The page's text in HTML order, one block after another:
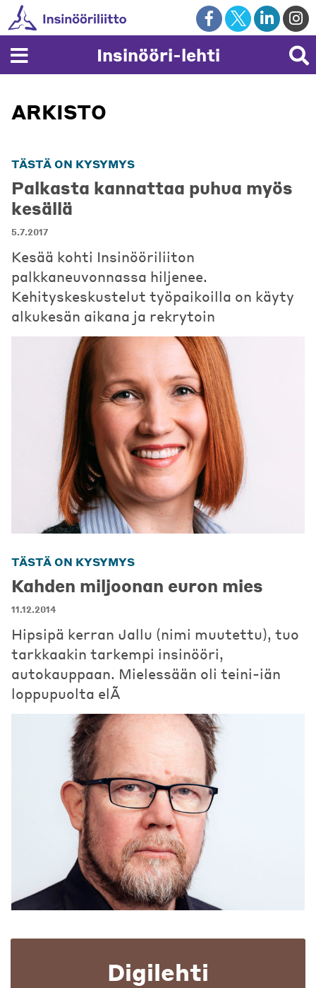
Skip
to
content
Insinööri-lehti
ARKISTO
TÄSTÄ ON KYSYMYS
Palkasta kannattaa puhua myös
kesällä
5.7.2017
Kesää kohti Insinööriliiton
palkkaneuvonnassa hiljenee.
Kehityskeskustelut työpaikoilla on käyty
alkukesän aikana ja rekrytoin
TÄSTÄ ON KYSYMYS
Kahden miljoonan euron mies
11.12.2014
Hipsipä kerran Jallu (nimi muutettu), tuo
tarkkaakin tarkempi insinööri,
autokauppaan. Mielessään oli teini-iän
loppupuolta elÃ
Digilehti